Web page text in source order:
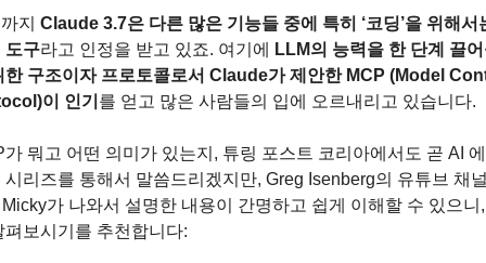
지 Claude 3.7은 다른 많은 기능들 중에 특히 ‘코딩’을 위해서
도구라고 인정을 받고 있죠. 여기에
LLM의 능력을 한 단계 끌
한 구조이자 프로토콜로서 Claude가 제안한 MCP (Model
이 인기 를 얻고 많은 사람들의 입에 오르내리고 있습니다.
가 뭐고 어떤 의미가 있는지, 튜링 포스트 코리아에서도 곧 AI
시리즈를 통해서 말씀드리겠지만, Greg Isenberg의 유튜브 채
가 나와서 설명한 내용이 간명하고 쉽게 이해할 수 있으니
펴보시기를 추천합니다: